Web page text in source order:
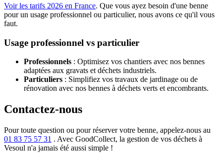
Voir les tarifs 2026 en France. Que vous ayez besoin d'une benne
pour un usage professionnel ou particulier, nous avons ce qu'il vous
faut.
Usage professionnel vs particulier
Professionnels : Optimisez vos chantiers avec nos bennes
adaptées aux gravats et déchets industriels.
Particuliers : Simplifiez vos travaux de jardinage ou de
rénovation avec nos bennes à déchets verts et encombrants.
Contactez-nous
Pour toute question ou pour réserver votre benne, appelez-nous au
01 83 75 57 31 . Avec GoodCollect, la gestion de vos déchets à
Vesoul n'a jamais été aussi simple !